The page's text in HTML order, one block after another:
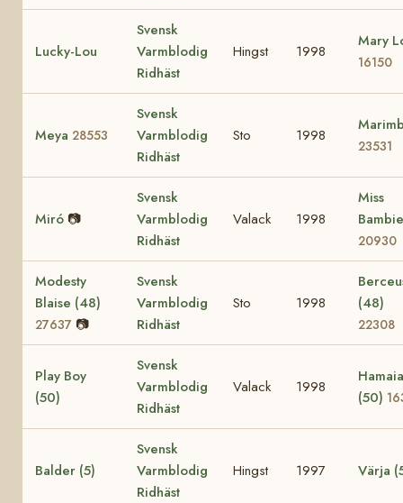
Lucky-Lou
Svensk
Varmblodig
Ridhäst
Hingst 1998
Mary
16150
Meya 28553
Svensk
Varmblodig
Ridhäst
Sto 1998
23531
Miró 📷
Svensk
Varmblodig
Ridhäst
Valack 1998
Miss
Bambie
20930
Modesty
Blaise (48)
27637 📷
Svensk
Varmblodig
Ridhäst
Sto 1998
(48)
22308
Play Boy
(50)
Svensk
Varmblodig
Ridhäst
Valack 1998
Hamaia
(50)
Balder (5)
Svensk
Varmblodig
Ridhäst
Hingst 1997 Värja